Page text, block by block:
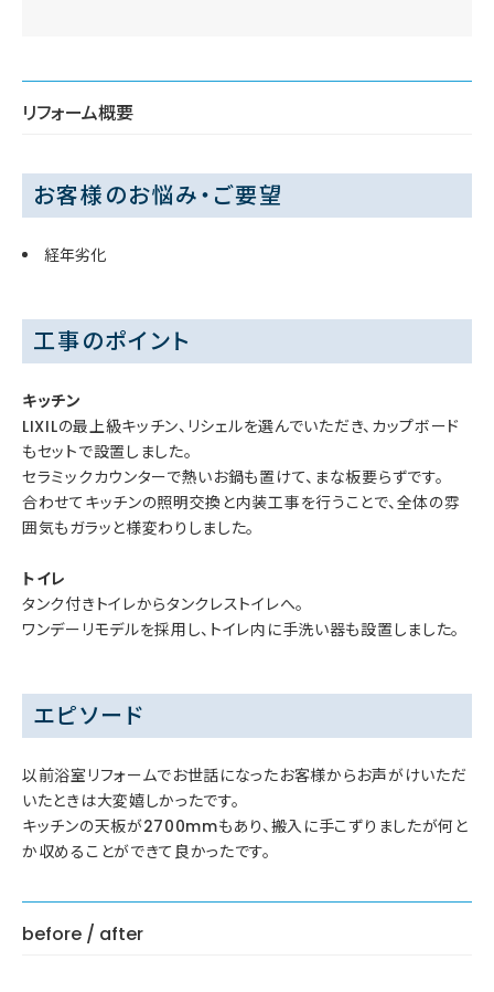
リフォーム概要
お客様のお悩み・ご要望
経年劣化
工事のポイント
キッチン
LIXILの最上級キッチン、リシェルを選んでいただき、カップボード
もセットで設置しました。
セラミックカウンターで熱いお鍋も置けて、まな板要らずです。
合わせてキッチンの照明交換と内装工事を行うことで、全体の雰
囲気もガラッと様変わりしました。
トイレ
タンク付きトイレからタンクレストイレへ。
ワンデーリモデルを採用し、トイレ内に手洗い器も設置しました。
エピソード
以前浴室リフォームでお世話になったお客様からお声がけいただ
いたときは大変嬉しかったです。
キッチンの天板が2700mmもあり、搬入に手こずりましたが何と
か収めることができて良かったです。
before / after